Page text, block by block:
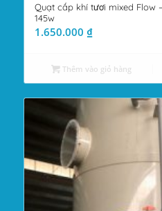
Quạt cấp khí tươi mixed Flow
145w
1.650.000 ₫
Thêm vào giỏ hàng